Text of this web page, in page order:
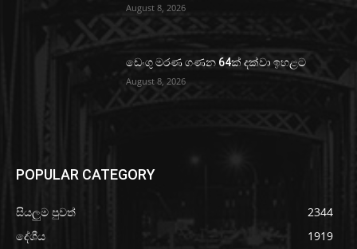
August 8, 2026
ඩෙංගු මරණ ගණන 64ක් දක්වා ඉහළට
August 8, 2026
POPULAR CATEGORY
සියලුම පුවත්
2344
දේශීය
1919